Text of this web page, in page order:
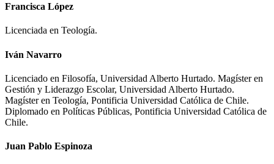
Francisca López
Licenciada en Teología.
Iván Navarro
Licenciado en Filosofía, Universidad Alberto Hurtado. Magíster en
Gestión y Liderazgo Escolar, Universidad Alberto Hurtado.
Magíster en Teología, Pontificia Universidad Católica de Chile.
Diplomado en Políticas Públicas, Pontificia Universidad Católica de
Chile.
Juan Pablo Espinoza